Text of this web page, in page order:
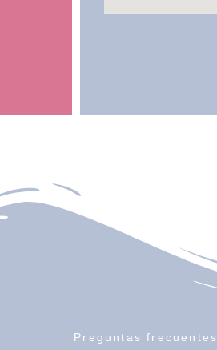
Preguntas frecuentes